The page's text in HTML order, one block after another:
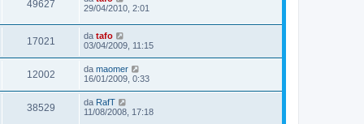
49627
29/04/2010, 2:01
17021 da tafo
03/04/2009, 11:15
12002 da maomer
16/01/2009, 0:33
38529 da RafT
11/08/2008, 17:18